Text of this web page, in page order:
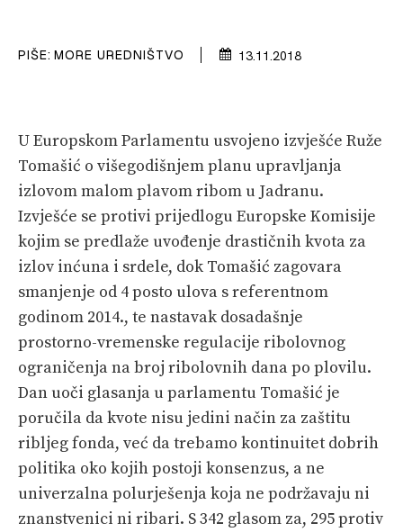
PLOVIDBA
VELIKE PRIČE
PRETPLATA
SHOP
PIŠE: MORE UREDNIŠTVO 13.11.2018
U Europskom Parlamentu usvojeno izvješće Ruže
Tomašić o višegodišnjem planu upravljanja
izlovom malom plavom ribom u Jadranu.
Izvješće se protivi prijedlogu Europske Komisije
kojim se predlaže uvođenje drastičnih kvota za
izlov inćuna i srdele, dok Tomašić zagovara
smanjenje od 4 posto ulova s referentnom
godinom 2014., te nastavak dosadašnje
prostorno-vremenske regulacije ribolovnog
ograničenja na broj ribolovnih dana po plovilu.
Dan uoči glasanja u parlamentu Tomašić je
poručila da kvote nisu jedini način za zaštitu
ribljeg fonda, već da trebamo kontinuitet dobrih
politika oko kojih postoji konsenzus, a ne
univerzalna polurješenja koja ne podržavaju ni
znanstvenici ni ribari. S 342 glasom za, 295 protiv